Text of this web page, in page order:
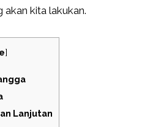
akan kita lakukan.
]
Lanjutan